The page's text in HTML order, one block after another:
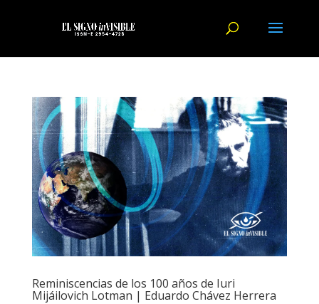
Reminiscencias de los 100 años de Iuri
Mijáilovich Lotman | Eduardo Chávez Herrera